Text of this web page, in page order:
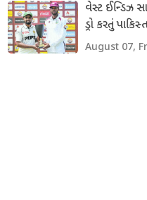
વેસ્ટ ઈન્ડિઝ
ડ્રો કરતું
August 07,